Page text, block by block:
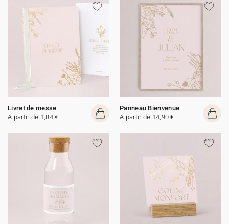
Livret de messe
A partir de 1,84 €
Panneau Bienvenue
A partir de 14,90 €